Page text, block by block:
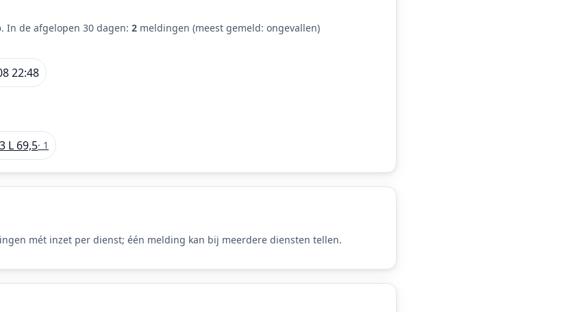
. In de afgelopen 30 dagen: 2 meldingen (meest gemeld: ongevallen)
22:48
L 69,5· 1
mét inzet per dienst; één melding kan bij meerdere diensten tellen.